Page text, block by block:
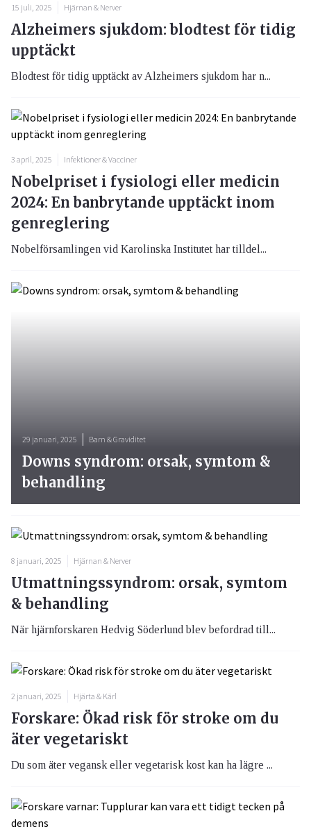
15 juli, 2025 Hjärnan & Nerver
Alzheimers sjukdom: blodtest för tidig
upptäckt
Blodtest för tidig upptäckt av Alzheimers sjukdom har n...
3 april, 2025 Infektioner & Vacciner
Nobelpriset i fysiologi eller medicin
2024: En banbrytande upptäckt inom
genreglering
Nobelförsamlingen vid Karolinska Institutet har tilldel...
29 januari, 2025 Barn & Graviditet
Downs syndrom: orsak, symtom &
behandling
8 januari, 2025 Hjärnan & Nerver
Utmattningssyndrom: orsak, symtom
& behandling
När hjärnforskaren Hedvig Söderlund blev befordrad till...
2 januari, 2025 Hjärta & Kärl
Forskare: Ökad risk för stroke om du
äter vegetariskt
Du som äter vegansk eller vegetarisk kost kan ha lägre ...